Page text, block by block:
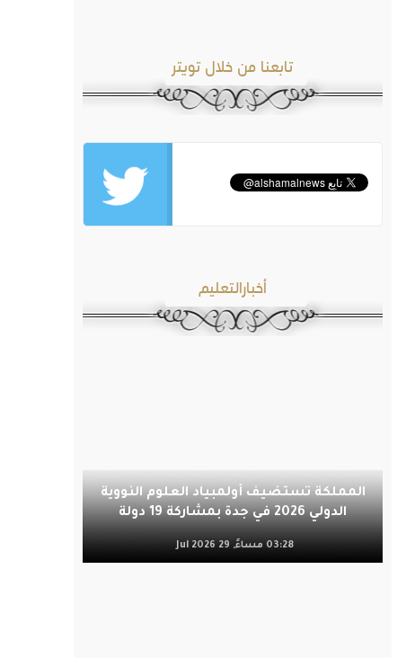
تابعنا من خلال تويتر
أخبارالتعليم
المملكة تستضيف أولمبياد العلوم النووية
الدولي 2026 في جدة بمشاركة 19 دولة
03:28 مساءً, 29 Jul 2026